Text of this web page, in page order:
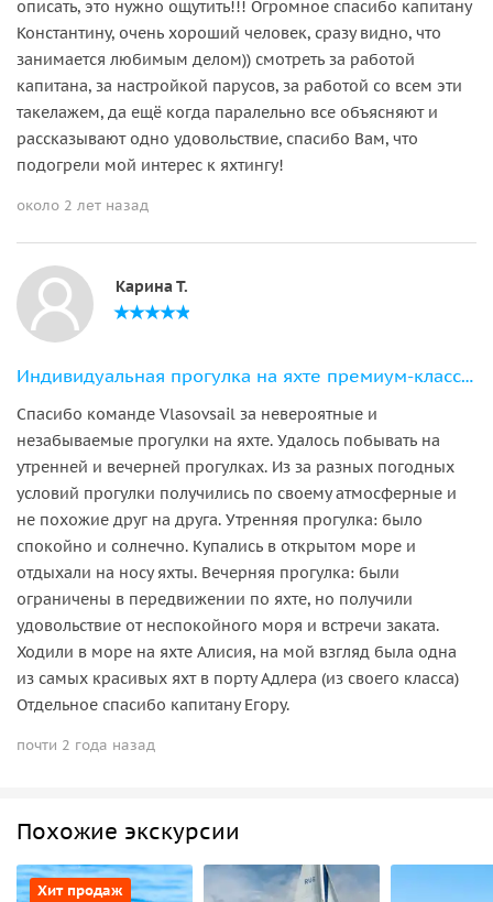
описать, это нужно ощутить!!! Огромное спасибо капитану
Константину, очень хороший человек, сразу видно, что
занимается любимым делом)) смотреть за работой
капитана, за настройкой парусов, за работой со всем эти
такелажем, да ещё когда паралельно все объясняют и
рассказывают одно удовольствие, спасибо Вам, что
подогрели мой интерес к яхтингу!
около 2 лет назад
Карина Т.
Индивидуальная прогулка на яхте премиум-класса «ALISIA» (порт Адлера)
Спасибо команде Vlasovsail за невероятные и
незабываемые прогулки на яхте. Удалось побывать на
утренней и вечерней прогулках. Из за разных погодных
условий прогулки получились по своему атмосферные и
не похожие друг на друга. Утренняя прогулка: было
спокойно и солнечно. Купались в открытом море и
отдыхали на носу яхты. Вечерняя прогулка: были
ограничены в передвижении по яхте, но получили
удовольствие от неспокойного моря и встречи заката.
Ходили в море на яхте Алисия, на мой взгляд была одна
из самых красивых яхт в порту Адлера (из своего класса)
Отдельное спасибо капитану Егору.
почти 2 года назад
Похожие экскурсии
Хит продаж